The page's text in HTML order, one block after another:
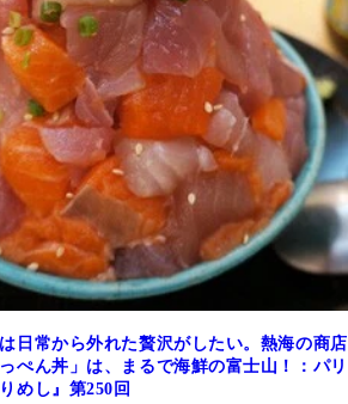
日常から外れた贅沢がしたい。熱海の商店
ぺん丼」は、まるで海鮮の富士山！：パリ
めし』第250回